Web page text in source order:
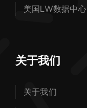
美国LW数据中心
关于我们
关于我们